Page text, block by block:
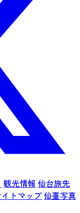
観光情報 仙台旅先
トマップ仙臺写真